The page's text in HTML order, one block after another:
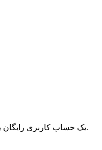
یک حساب کاربری رایگان برای ذخیره آیتم‌های محبوب ایجاد کنید.